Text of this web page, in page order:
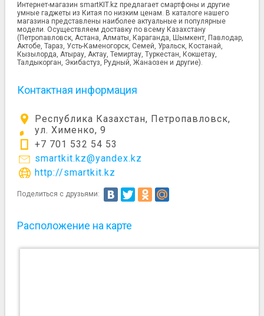
Интернет-магазин smartKIT.kz предлагает смартфоны и другие
умные гаджеты из Китая по низким ценам. В каталоге нашего
магазина представлены наиболее актуальные и популярные
модели. Осуществляем доставку по всему Казахстану
(Петропавловск, Астана, Алматы, Караганда, Шымкент, Павлодар,
Актобе, Тараз, Усть-Каменогорск, Семей, Уральск, Костанай,
Кызылорда, Атырау, Актау, Темиртау, Туркестан, Кокшетау,
Талдыкорган, Экибастуз, Рудный, Жанаозен и другие).
Контактная информация
Республика Казахстан, Петропавловск,
ул. Хименко, 9
+7 701 532 54 53
smartkit.kz@yandex.kz
http://smartkit.kz
Поделиться с друзьями:
Расположение на карте